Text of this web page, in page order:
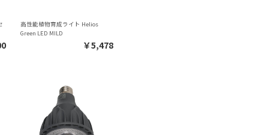
高性能植物育成ライト Helios
Green LED MILD
￥5,478